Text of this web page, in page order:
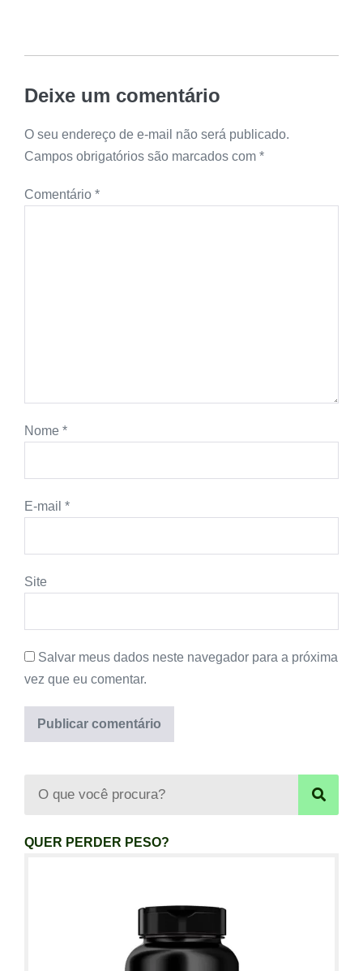
Deixe um comentário
O seu endereço de e-mail não será publicado.
Campos obrigatórios são marcados com *
Comentário *
Nome *
E-mail *
Site
Salvar meus dados neste navegador para a próxima
vez que eu comentar.
QUER PERDER PESO?